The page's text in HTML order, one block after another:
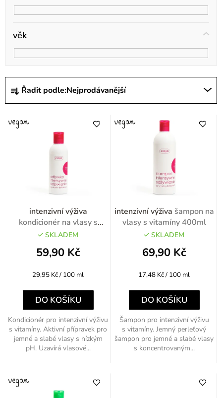
Ř
a
e
Řadit podle:Nejprodávanější
věk
intenzivní výživa
kondicionér na vlasy s
vitamíny 200ml
SKLADEM
59,90 Kč
Měrná
29,95 Kč / 100 ml
DO KOŠÍKU
Kondicionér pro intenzivní výživu
s vitamíny. Aktivní přípravek pro
jemné a slabé vlasy s nízkým
pH. Uzavírá vlasové...
intenzivní výživa šampon na
vlasy s vitamíny 400ml
SKLADEM
69,90 Kč
Měrná
17,48 Kč / 100 ml
DO KOŠÍKU
Šampon pro intenzivní výživu
s vitamíny. Jemný perleťový
šampon pro jemné a slabé vlasy
s koncentrovaným...